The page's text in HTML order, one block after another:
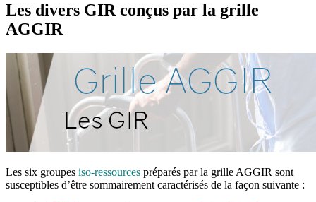
Les divers GIR conçus par la grille
AGGIR
Les six groupes iso-ressources préparés par la grille AGGIR sont
susceptibles d’être sommairement caractérisés de la façon suivante :